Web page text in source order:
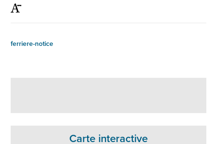
ferriere-notice
Carte interactive